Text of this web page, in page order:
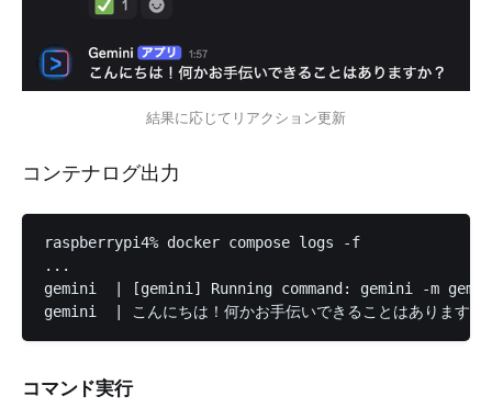
結果に応じてリアクション更新
コンテナログ出力
raspberrypi4% docker compose logs -f
...
gemini  | [gemini] Running command: gemini -m
gemini  | こんにちは！何かお手伝いできることはありますか
コマンド実行